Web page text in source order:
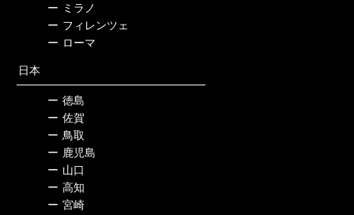
ー ミラノ
ー フィレンツェ
ー ローマ
日本
ー 徳島
ー 佐賀
ー 鳥取
ー 鹿児島
ー 山口
ー 高知
ー 宮崎